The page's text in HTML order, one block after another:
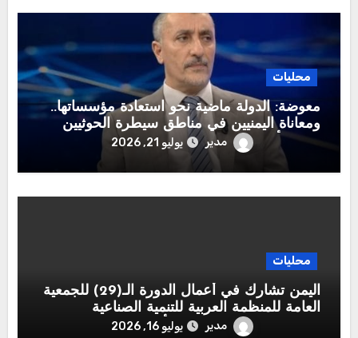
محليات
معوضة: الدولة ماضية نحو استعادة مؤسساتها..
ومعاناة اليمنيين في مناطق سيطرة الحوثيين
تتصدر أولويات القيادة الشرعية
مدير يوليو 21, 2026
محليات
اليمن تشارك في أعمال الدورة الـ(29) للجمعية
العامة للمنظمة العربية للتنمية الصناعية
والتقييس والتعدين بوفد يرأسه وزير الصناعة
مدير يوليو 16, 2026